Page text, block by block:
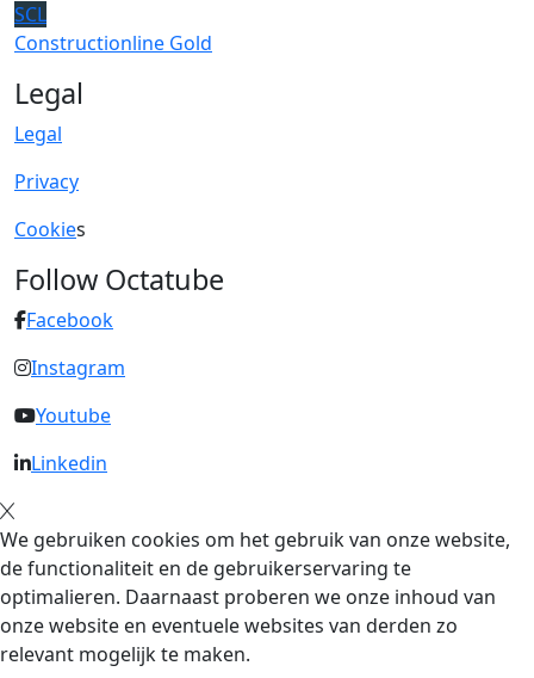
SCL
Constructionline Gold
Legal
Legal
Privacy
Cookies
Follow Octatube
Facebook
Instagram
Youtube
Linkedin
We gebruiken cookies om het gebruik van onze website,
de functionaliteit en de gebruikerservaring te
optimalieren. Daarnaast proberen we onze inhoud van
onze website en eventuele websites van derden zo
relevant mogelijk te maken.